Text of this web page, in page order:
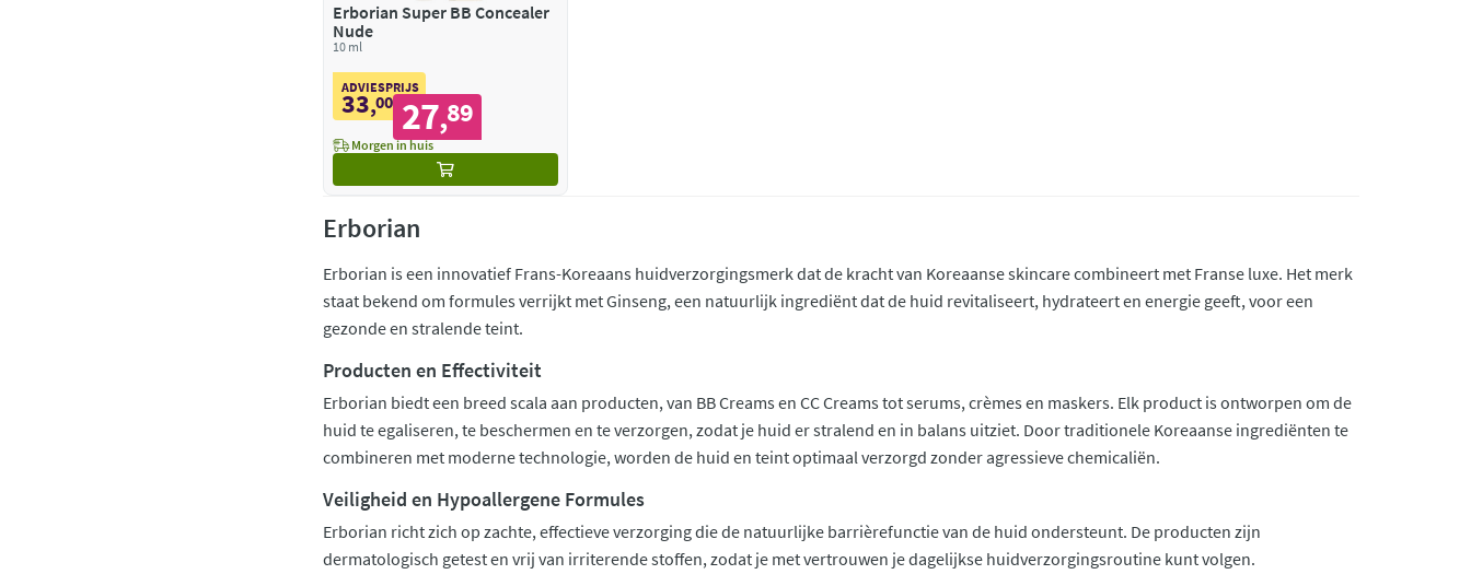
Erborian Super BB Concealer
Nude
10 ml
ADVIESPRIJS
33,00 27,89
Morgen in huis
Erborian
Erborian is een innovatief Frans-Koreaans huidverzorgingsmerk dat de kracht van Koreaanse skincare combineert met Franse luxe. Het merk
staat bekend om formules verrijkt met Ginseng, een natuurlijk ingrediënt dat de huid revitaliseert, hydrateert en energie geeft, voor een
gezonde en stralende teint.
Producten en Effectiviteit
Erborian biedt een breed scala aan producten, van BB Creams en CC Creams tot serums, crèmes en maskers. Elk product is ontworpen om de
huid te egaliseren, te beschermen en te verzorgen, zodat je huid er stralend en in balans uitziet. Door traditionele Koreaanse ingrediënten te
combineren met moderne technologie, worden de huid en teint optimaal verzorgd zonder agressieve chemicaliën.
Veiligheid en Hypoallergene Formules
Erborian richt zich op zachte, effectieve verzorging die de natuurlijke barrièrefunctie van de huid ondersteunt. De producten zijn
dermatologisch getest en vrij van irriterende stoffen, zodat je met vertrouwen je dagelijkse huidverzorgingsroutine kunt volgen.